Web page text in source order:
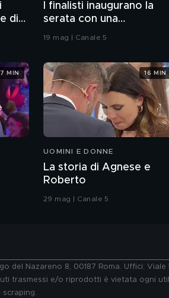
di
I finalisti inaugurano la
serata con una
coreografia
19 mag | Canale 5
7 MIN
UOMINI E DONNE
La storia di Agnese e
Roberto
29 mag | Canale 5
16 MIN
del Nazareno 8, 00187 Roma. Uffici:
trasmessi e/o riprodotti è vietata ogni